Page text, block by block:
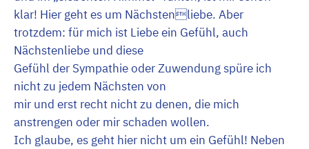
klar! Hier geht es um Nächstenliebe. Aber
trotzdem: für mich ist Liebe ein Gefühl, auch
Nächstenliebe und diese
Gefühl der Sympathie oder Zuwendung spüre ich
nicht zu jedem Nächsten von
mir und erst recht nicht zu denen, die mich
anstrengen oder mir schaden wollen.
Ich glaube, es geht hier nicht um ein Gefühl! Neben